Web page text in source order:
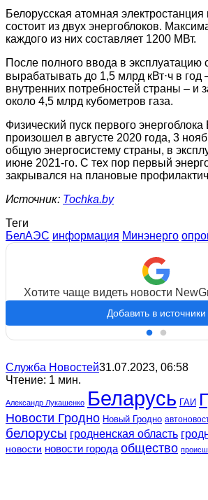
Белорусская атомная
состоит из двух энергоблоков.
каждого из них составляет 1200 МВт.
После полного ввода в эксплуатацию
вырабатывать до 1,5 млрд кВт⋅ч в год
внутренних потребностей страны – и
около 4,5 млрд кубометров газа.
Физический пуск первого
произошел в августе 2020 года, 3
общую энергосистему страны, в
июне 2021-го. С тех пор первый
закрывался на плановые
Источник: Tochka.by
Теги
БелАЭС информация Минэнерго
Хотите чаще видеть новости
Добавить в источники
Служба Новостей31.07.2023, 06:58
Чтение: 1 мин.
Александр Лукашенко Беларусь ГАИ
Новости Гродно Новый Гродно
белорусы гродненская область
новости новости города общество